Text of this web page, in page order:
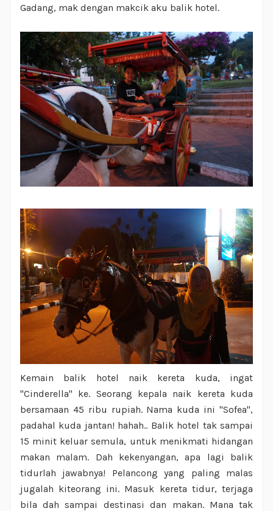
Gadang, mak dengan makcik aku balik hotel.
Kemain balik hotel naik kereta kuda, ingat
"Cinderella" ke. Seorang kepala naik kereta kuda
bersamaan 45 ribu rupiah. Nama kuda ini "Sofea",
padahal kuda jantan! hahah.. Balik hotel tak sampai
15 minit keluar semula, untuk menikmati hidangan
makan malam. Dah kekenyangan, apa lagi balik
tidurlah jawabnya! Pelancong yang paling malas
jugalah kiteorang ini. Masuk kereta tidur, terjaga
bila dah sampai destinasi dan makan. Mana tak